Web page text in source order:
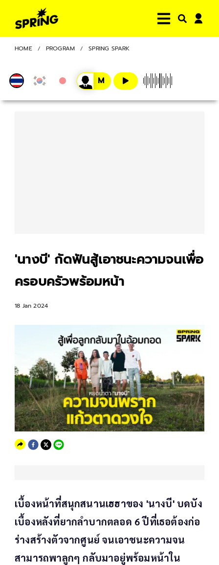
HOME PROGRAM SPRING SPARK
'นางบี' กัดฟันสู้เอาชนะความจนเพื่อ
ครอบครัวพร้อมหน้า
18 Jan 2024
เบื้องหน้าที่สนุกสนานเฮฮาของ 'นางบี' บดบัง
เบื้องหลังที่ยากลำบากตลอด 6 ปีที่เธอต้องก่อ
ร่างสร้างตัวจากศูนย์ จนเอาชนะความจน
สามารถพาลูกๆ กลับมาอยู่พร้อมหน้าใน